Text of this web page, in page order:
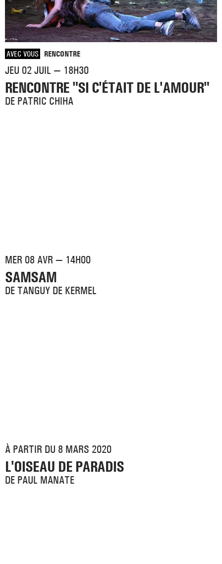
AVEC VOUS RENCONTRE
JEU 02 JUIL — 18H30
RENCONTRE "SI C'ÉTAIT DE L'AMOUR"
DE PATRIC CHIHA
MER 08 AVR — 14H00
SAMSAM
DE TANGUY DE KERMEL
À PARTIR DU 8 MARS 2020
L'OISEAU DE PARADIS
DE PAUL MANATE